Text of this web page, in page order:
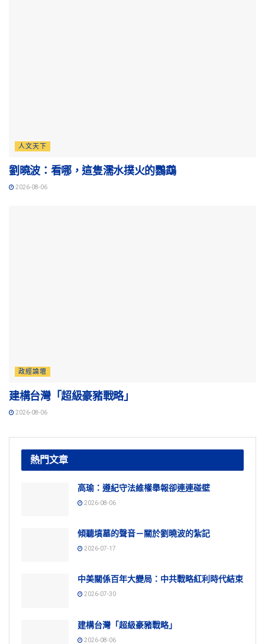
人文天下
劉曉波：看哪，這隻濡水撲火的鸚鵡
2026-08-06
政經論壇
建構台灣「超級豪豬戰略」
2026-08-06
熱門文章
高瑜：遵紀守法維權舉報卻連連碰壁
2026-08-06
傾聽墳墓的聲音－關於劉曉波的紮記
2026-07-17
中美關係百年大變局：中共戰略紅利時代結束
2026-07-30
建構台灣「超級豪豬戰略」
2026-08-06